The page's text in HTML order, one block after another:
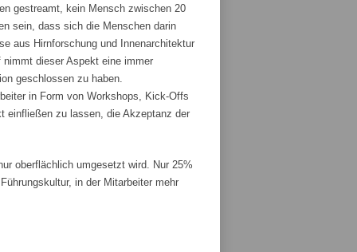
gestreamt, kein Mensch zwischen 20
sein, dass sich die Menschen darin
aus Hirnforschung und Innenarchitektur
dieser Aspekt eine immer
geschlossen zu haben.
in Form von Workshops, Kick-Offs
einfließen zu lassen, die Akzeptanz der
oberflächlich umgesetzt wird. Nur 25%
in der Mitarbeiter mehr